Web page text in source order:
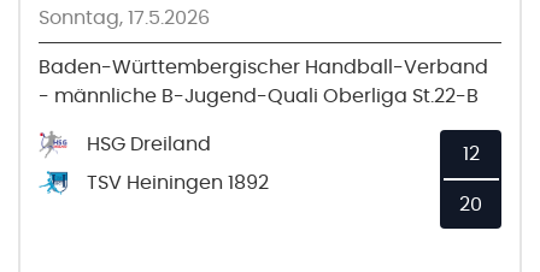
Sonntag, 17.5.2026
Baden-Württembergischer Handball-Verband
- männliche B-Jugend-Quali Oberliga St.22-B
HSG Dreiland
TSV Heiningen 1892
12
20